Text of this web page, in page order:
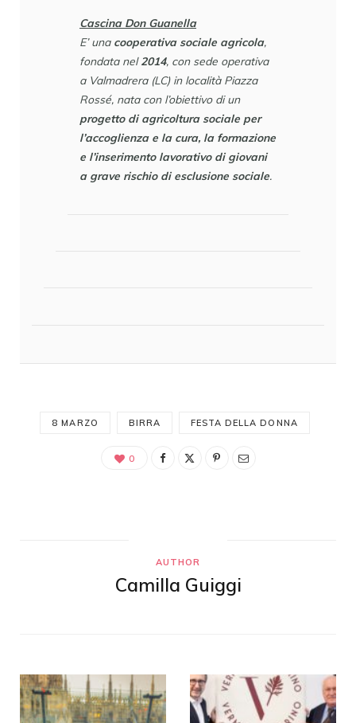
Cascina Don Guanella
E’ una cooperativa sociale agricola,
fondata nel2014, con sede operativa
a Valmadrera (LC) in località Piazza
Rossé, nata con l’obiettivo di un
progetto di agricoltura sociale per
l’accoglienza e la cura, la formazione
e l’inserimento lavorativo di giovani
a grave rischio di esclusione sociale.
8 MARZO BIRRA FESTA DELLA DONNA
0
AUTHOR
Camilla Guiggi